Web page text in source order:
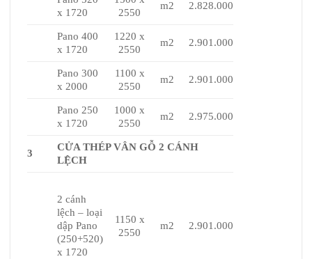
x 1720
2550
m2 2.828.000
Pano 400
x 1720
1220 x
2550
m2 2.901.000
Pano 300
x 2000
1100 x
2550
m2 2.901.000
Pano 250
x 1720
1000 x
2550
m2 2.975.000
3
CỬA THÉP VÂN GỖ 2 CÁNH
LỆCH
2 cánh
lệch – loại
dập Pano
(250+520)
x 1720
1150 x
2550
m2 2.901.000